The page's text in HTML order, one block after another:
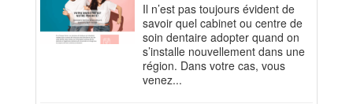
Il n’est pas toujours évident de
savoir quel cabinet ou centre de
soin dentaire adopter quand on
s’installe nouvellement dans une
région. Dans votre cas, vous
venez...